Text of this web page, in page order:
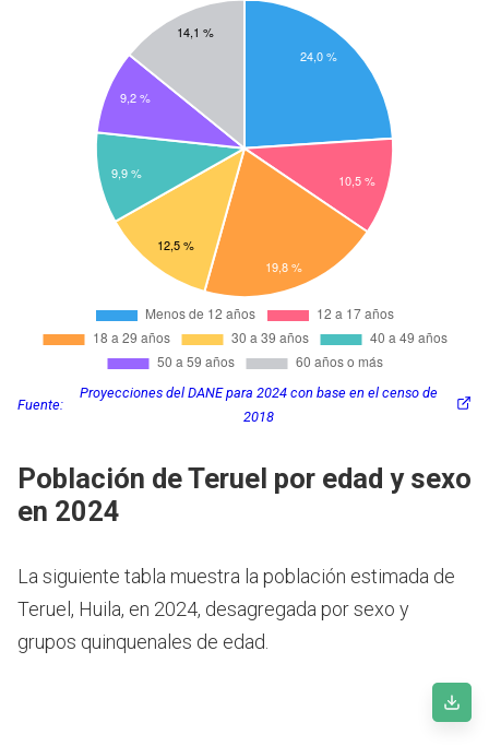
Fuente:
Proyecciones del DANE para 2024 con base en el censo de
2018
Población de Teruel por edad y sexo
en 2024
La siguiente tabla muestra la población estimada de
Teruel, Huila, en 2024, desagregada por sexo y
grupos quinquenales de edad.